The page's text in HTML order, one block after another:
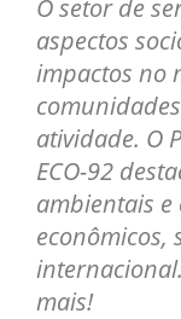
O setor de
aspectos
impactos no
atividade. O
ECO-92
ambientais
econômicos,
mais!